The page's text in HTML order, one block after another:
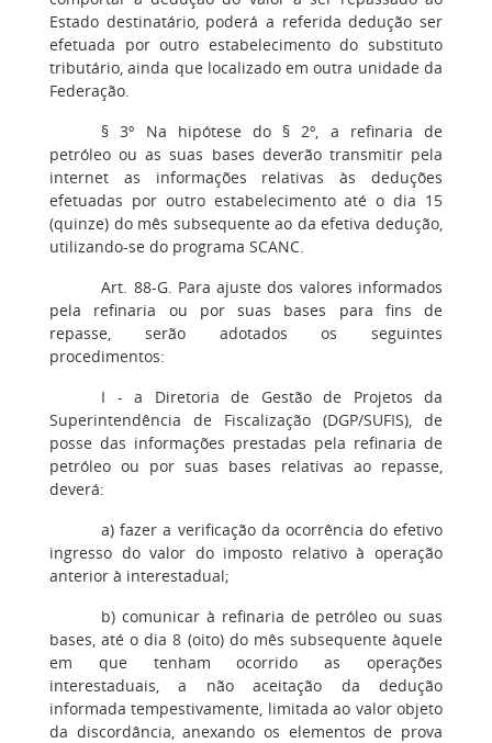
Estado destinatário, poderá a referida dedução ser
efetuada por outro estabelecimento do substituto
tributário, ainda que localizado em outra unidade da
Federação.
§ 3º Na hipótese do § 2º, a refinaria de
petróleo ou as suas bases deverão transmitir pela
internet as informações relativas às deduções
efetuadas por outro estabelecimento até o dia 15
(quinze) do mês subsequente ao da efetiva dedução,
utilizando-se do programa SCANC.
Art. 88-G. Para ajuste dos valores informados
pela refinaria ou por suas bases para fins de
repasse, serão adotados os seguintes
procedimentos:
I - a Diretoria de Gestão de Projetos da
Superintendência de Fiscalização (DGP/SUFIS), de
posse das informações prestadas pela refinaria de
petróleo ou por suas bases relativas ao repasse,
deverá:
a) fazer a verificação da ocorrência do efetivo
ingresso do valor do imposto relativo à operação
anterior à interestadual;
b) comunicar à refinaria de petróleo ou suas
bases, até o dia 8 (oito) do mês subsequente àquele
em que tenham ocorrido as operações
interestaduais, a não aceitação da dedução
informada tempestivamente, limitada ao valor objeto
da discordância, anexando os elementos de prova